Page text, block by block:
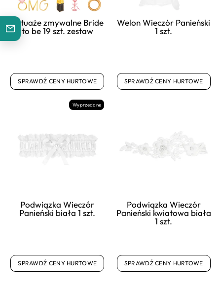
Tatuaże zmywalne Bride
to be 19 szt. zestaw
SPRAWDŹ CENY HURTOWE
Welon Wieczór Panieński
1 szt.
SPRAWDŹ CENY HURTOWE
Wyprzedane
Podwiązka Wieczór
Panieński biała 1 szt.
SPRAWDŹ CENY HURTOWE
Podwiązka Wieczór
Panieński kwiatowa biała
1 szt.
SPRAWDŹ CENY HURTOWE